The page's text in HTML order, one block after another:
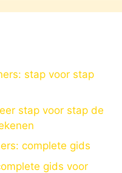
stap voor stap
stap voor stap de
complete gids
gids voor